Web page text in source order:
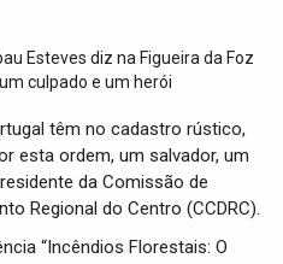
i
têm no cadastro rústico,
esta ordem, um salvador, um
da Comissão de
Regional do Centro (CCDRC).
“Incêndios Florestais: O